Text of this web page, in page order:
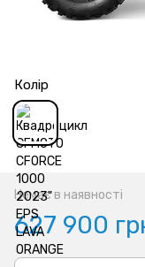
Колір
Немає в наявності
627 900